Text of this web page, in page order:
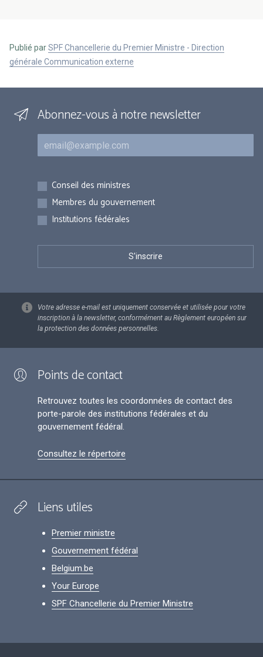
Publié parSPF Chancellerie du Premier Ministre - Direction
générale Communication externe
Abonnez-vous à notre newsletter
Courriel
Inscriptions
Conseil des ministres
Membres du gouvernement
Institutions fédérales
Votre adresse e-mail est uniquement conservée et utilisée pour votre
inscription à la newsletter, conformément au Règlement européen sur
la protection des données personnelles.
Points de contact
Retrouvez toutes les coordonnées de contact des
porte-parole des institutions fédérales et du
gouvernement fédéral.
Consultez le répertoire
Liens utiles
Premier ministre
Gouvernement fédéral
Belgium.be
Your Europe
SPF Chancellerie du Premier Ministre